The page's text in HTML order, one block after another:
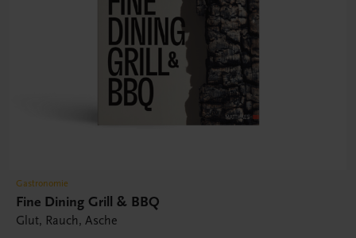
Gastronomie
Fine Dining Grill & BBQ
Glut, Rauch, Asche